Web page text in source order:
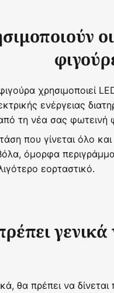
οι
ενέργειας
τη νέα σας φωτεινή
που γίνεται όλο
όμορφα
εορταστικό.
θα πρέπει να